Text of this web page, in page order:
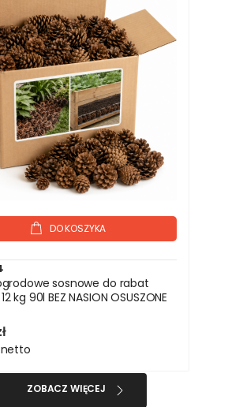
DO KOSZYKA
sosnowe do rabat
kg 90l BEZ NASION OSUSZONE
netto
ZOBACZ WIĘCEJ